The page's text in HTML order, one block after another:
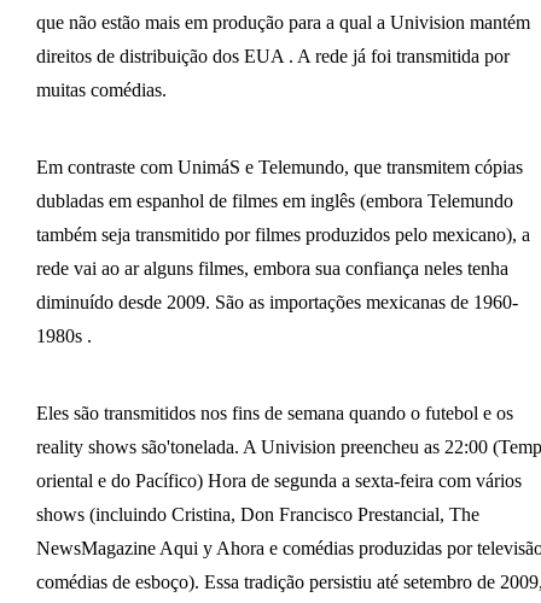
que não estão mais em produção para a qual a Univision mantém
direitos de distribuição dos EUA . A rede já foi transmitida por
muitas comédias.
Em contraste com UnimáS e Telemundo, que transmitem cópias
dubladas em espanhol de filmes em inglês (embora Telemundo
também seja transmitido por filmes produzidos pelo mexicano), a
rede vai ao ar alguns filmes, embora sua confiança neles tenha
diminuído desde 2009. São as importações mexicanas de 1960-
1980s .
Eles são transmitidos nos fins de semana quando o futebol e os
reality shows são'tonelada. A Univision preencheu as 22:00
oriental e do Pacífico) Hora de segunda a sexta-feira com vários
shows (incluindo Cristina, Don Francisco Prestancial, The
NewsMagazine Aqui y Ahora e comédias produzidas por
comédias de esboço). Essa tradição persistiu até setembro de